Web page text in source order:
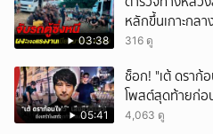
03:38
หลักขึ้นเกาะกล
316 ดู
05:41
ช็อก! "เต้ ดราก้
โพสต์สุดท้ายก่อ
4,063 ดู